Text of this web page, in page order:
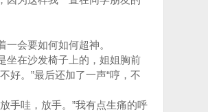
会要如何如何超神。
在沙发椅子上的，姐姐胸前
好。”最后还加了一声“哼，不
哇，放手。”我有点生痛的呼